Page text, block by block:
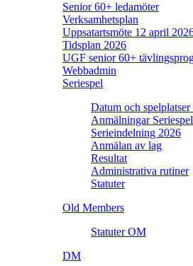
Senior 60+ ledamöter
Verksamhetsplan
Uppsatartsmöte 12 april
Tidsplan 2026
UGF senior 60+
Webbadmin
Seriespel
Datum och spelplatser
Anmälningar
Serieindelning 2026
Anmälan av lag
Resultat
Administrativa rutiner
Statuter
Old Members
Statuter OM
DM